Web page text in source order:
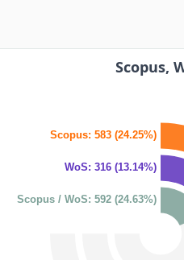
Scopus,
Scopus: 583 (24.25%)
WoS: 316 (13.14%)
Scopus / WoS: 592 (24.63%)